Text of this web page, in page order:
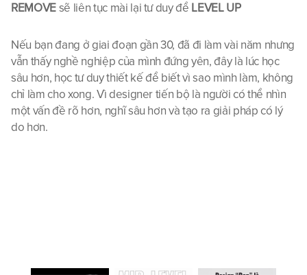
REMOVE sẽ liên tục mài lại tư duy để LEVEL UP
Nếu bạn đang ở giai đoạn gần 30, đã đi làm vài năm nhưng
vẫn thấy nghề nghiệp của mình đứng yên, đây là lúc học
sâu hơn, học tư duy thiết kế để biết vì sao mình làm, không
chỉ làm cho xong. Vì designer tiến bộ là người có thể nhìn
một vấn đề rõ hơn, nghĩ sâu hơn và tạo ra giải pháp có lý
do hơn.